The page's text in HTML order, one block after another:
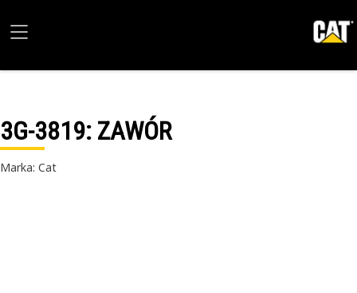
3G-3819: ZAWÓR
Marka: Cat